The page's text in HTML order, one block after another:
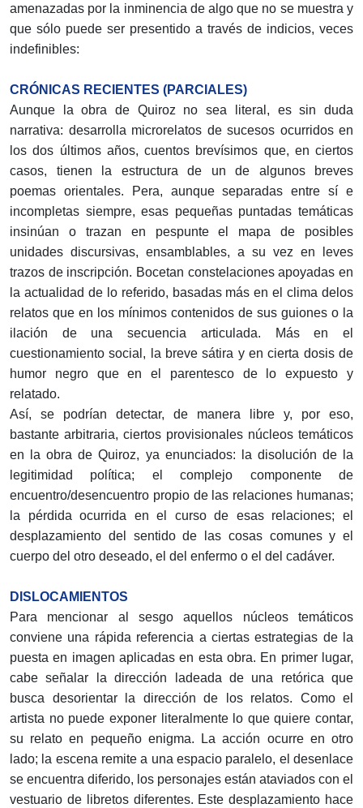
amenazadas por la inminencia de algo que no se muestra y
que sólo puede ser presentido a través de indicios, veces
indefinibles:
CRÓNICAS RECIENTES (PARCIALES)
Aunque la obra de Quiroz no sea literal, es sin duda
narrativa: desarrolla microrelatos de sucesos ocurridos en
los dos últimos años, cuentos brevísimos que, en ciertos
casos, tienen la estructura de un de algunos breves
poemas orientales. Pera, aunque separadas entre sí e
incompletas siempre, esas pequeñas puntadas temáticas
insinúan o trazan en pespunte el mapa de posibles
unidades discursi­vas, ensamblables, a su vez en leves
trazos de inscripción. Bocetan constelaciones apoyadas en
la actualidad de lo referido, basadas más en el clima delos
relatos que en los mínimos contenidos de sus guiones o la
ilación de una secuencia articu­lada. Más en el
cuestionamiento social, la breve sátira y en cierta dosis de
humor negro que en el parentesco de lo expuesto y
relatado.
Así, se podrían detectar, de manera libre y, por eso,
bastante arbitraria, ciertos provisionales núcleos temáticos
en la obra de Quiroz, ya enunciados: la disolu­ción de la
legitimidad política; el complejo componente de
encuentro/desencuen­tro propio de las relaciones humanas;
la pérdida ocurrida en el curso de esas re­laciones; el
desplazamiento del sentido de las cosas comunes y el
cuerpo del otro deseado, el del enfermo o el del cadáver.
DISLOCAMIENTOS
Para mencionar al sesgo aquellos núcleos temáticos
conviene una rápida referen­cia a ciertas estrategias de la
puesta en imagen aplicadas en esta obra. En primer lugar,
cabe señalar la dirección ladeada de una retórica que
busca desorientar la dirección de los relatos. Como el
artista no puede exponer literalmente lo que quiere contar,
su relato en pequeño enigma. La acción ocurre en otro
lado; la esce­na remite a una espacio paralelo, el desenlace
se encuentra diferido, los personajes están ataviados con el
vestuario de libretos diferentes. Este desplazamiento hace